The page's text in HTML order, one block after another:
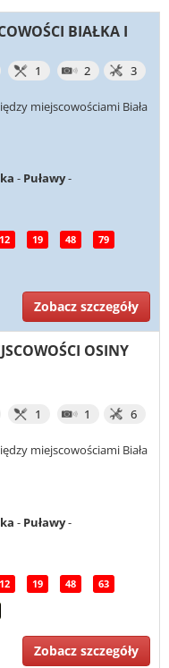
BIAŁKA I
1 2 3
miejscowościami Biała
- Puławy-
12 19 48 79
Zobacz szczegóły
OSINY
1 1 6
miejscowościami Biała
- Puławy-
12 19 48 63
Zobacz szczegóły